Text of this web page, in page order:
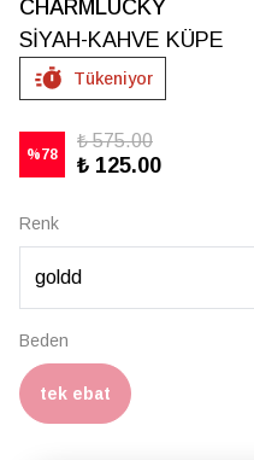
CHARMLUCKY
SİYAH-KAHVE KÜPE
Tükeniyor
%78
₺ 575.00
₺ 125.00
Renk
Beden
tek ebat